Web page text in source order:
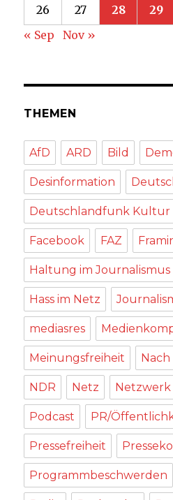
26 27 28 29
« Sep
Nov »
THEMEN
AfD ARD Bild
Desinformation
Deutschlandfunk Kultur
Facebook FAZ
Haltung im Journalismus
Hass im Netz
mediasres
Meinungsfreiheit
NDR Netz
Podcast PR/
Pressefreiheit
Programmbeschwerden